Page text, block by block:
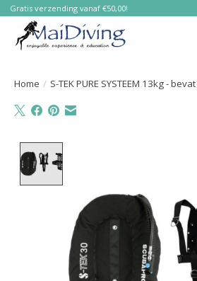
Gratis verzending vanaf €50,00!
Home / S-TEK PURE SYSTEEM 13kg -